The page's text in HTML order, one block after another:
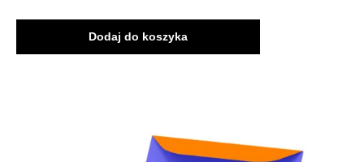
Dodaj do koszyka